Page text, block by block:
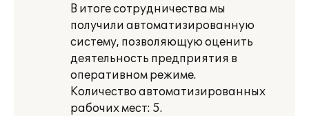
В итоге сотрудничества мы
получили автоматизированную
систему, позволяющую оценить
деятельность предприятия в
оперативном режиме.
Количество автоматизированных
рабочих мест: 5.